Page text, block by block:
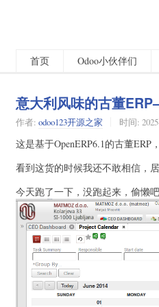
首页 Odoo小伙伴们
意大利风味的古董
作者:odoo123开源之家 时间:
这是基于OpenERP6.1的古董
看到这货的时候我还不敢相信，
今天跑了一下，没跑起来，偷懒